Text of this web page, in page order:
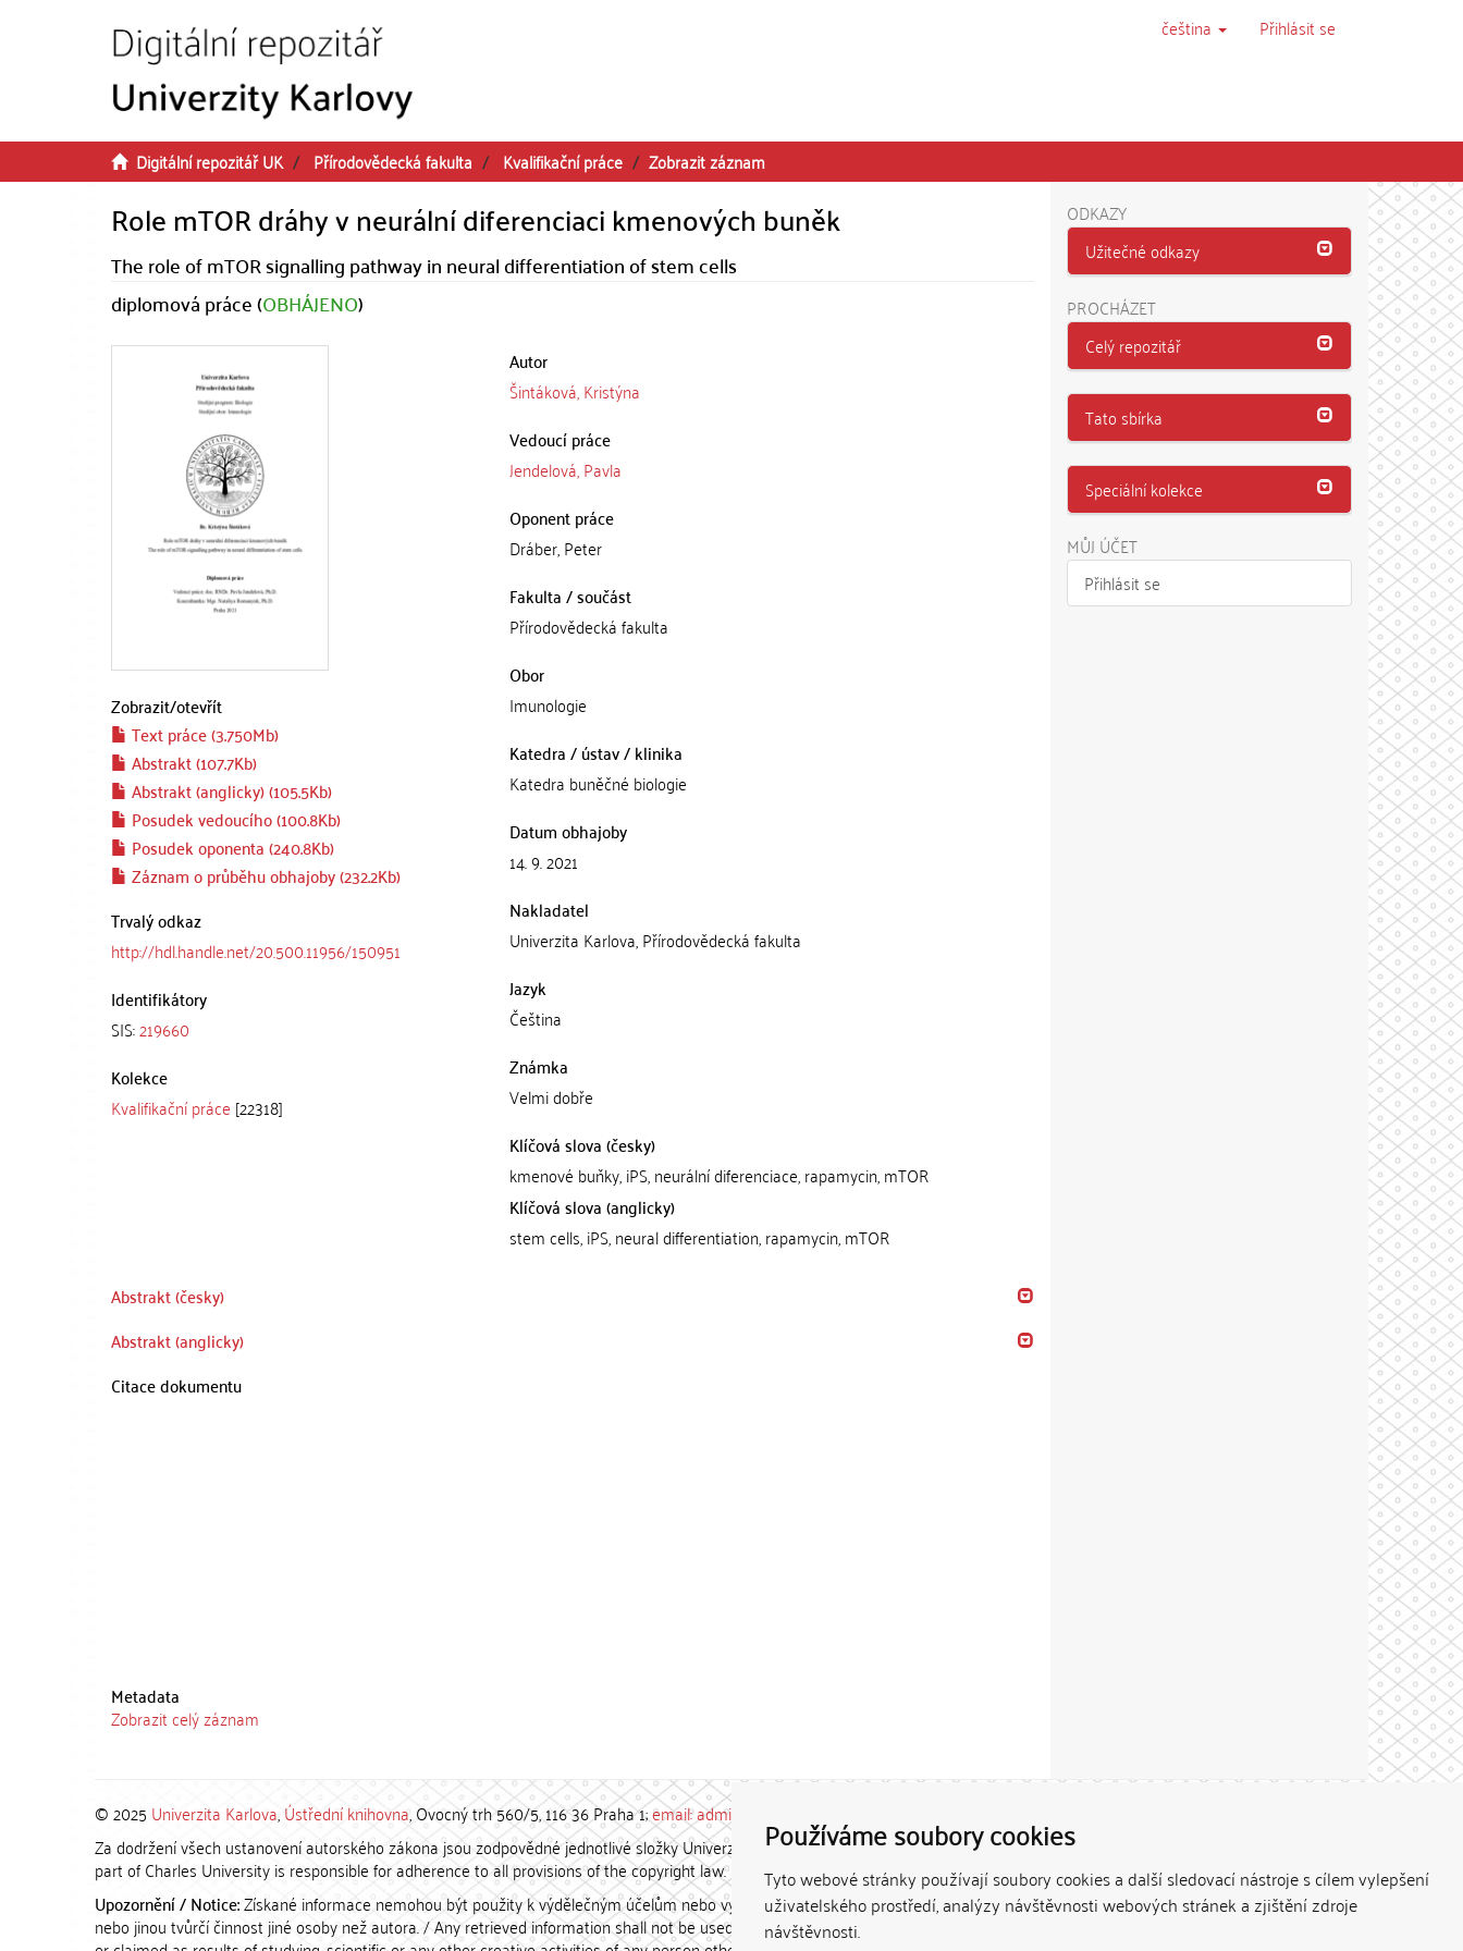
Používáme soubory cookies
Tyto webové stránky používají soubory cookies a další sledovací nástroje s cílem vylepšení
uživatelského prostředí, analýzy návštěvnosti webových stránek a zjištění zdroje
návštěvnosti.
čeština Přihlásit se
Digitální repozitář UK Přírodovědecká fakulta Kvalifikační práce Zobrazit záznam
Role mTOR dráhy v neurální diferenciaci kmenových buněk
The role of mTOR signalling pathway in neural differentiation of stem cells
diplomová práce (OBHÁJENO)
Zobrazit/otevřít
Text práce (3.750Mb)
Abstrakt (107.7Kb)
Abstrakt (anglicky) (105.5Kb)
Posudek vedoucího (100.8Kb)
Posudek oponenta (240.8Kb)
Záznam o průběhu obhajoby (232.2Kb)
Trvalý odkaz
http://hdl.handle.net/20.500.11956/150951
Identifikátory
SIS:219660
Kolekce
Kvalifikační práce [22318]
Autor
Šintáková, Kristýna
Vedoucí práce
Jendelová, Pavla
Oponent práce
Dráber, Peter
Fakulta / součást
Přírodovědecká fakulta
Obor
Imunologie
Katedra / ústav / klinika
Katedra buněčné biologie
Datum obhajoby
14. 9. 2021
Nakladatel
Univerzita Karlova, Přírodovědecká fakulta
Jazyk
Čeština
Známka
Velmi dobře
Klíčová slova (česky)
kmenové buňky, iPS, neurální diferenciace, rapamycin, mTOR
Klíčová slova (anglicky)
stem cells, iPS, neural differentiation, rapamycin, mTOR
Abstrakt (česky)
Abstrakt (anglicky)
Citace dokumentu
Metadata
Zobrazit celý záznam
ODKAZY
Užitečné odkazy
PROCHÁZET
Celý repozitář
Tato sbírka
Speciální kolekce
MŮJ ÚČET
Přihlásit se
© 2025 Univerzita Karlova,Ústřední knihovna, Ovocný trh 560/5, 116 36 Praha 1;email: admin-repozitar [at] cuni.cz
Za dodržení všech ustanovení autorského zákona jsou zodpovědné jednotlivé složky Univerzity Karlovy. / Each constituent
part of Charles University is responsible for adherence to all provisions of the copyright law.
Upozornění / Notice:Získané informace nemohou být použity k výdělečným účelům nebo vydávány za studijní, vědeckou
nebo jinou tvůrčí činnost jiné osoby než autora. / Any retrieved information shall not be used for any commercial purposes